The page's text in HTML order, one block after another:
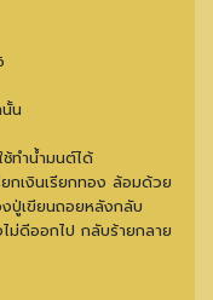
น
ทำน้ำมนต์ได้
กเงินเรียกทอง ล้อมด้วย
ปู่เขียนถอยหลังกลับ
ม่ดีออกไป กลับร้ายกลาย